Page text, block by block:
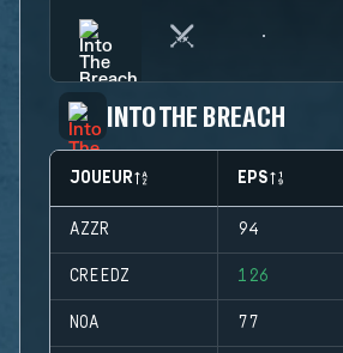
INTO THE BREACH
JOUEUR EPS
AZZR 94
CREEDZ 126
NOA 77